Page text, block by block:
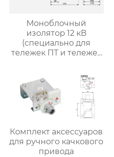
Моноблочный
изолятор 12 кВ
(специально для
тележек ПТ и тележек
Комплект аксессуаров
для ручного качкового
привода